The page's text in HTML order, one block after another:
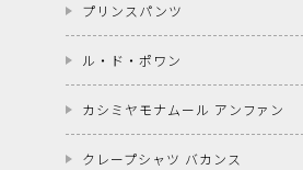
プリンスパンツ
ル・ド・ポワン
カシミヤモナムール アンファン
クレープシャツ バカンス